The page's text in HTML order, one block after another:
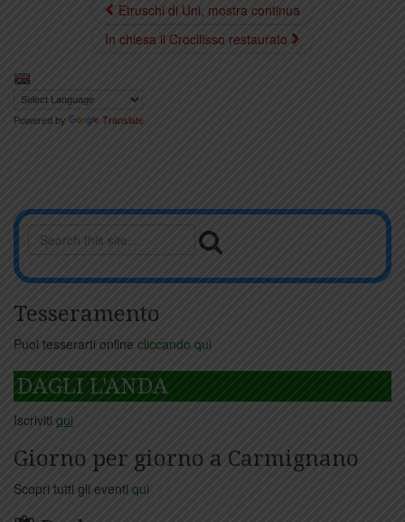
Etruschi di Uni, mostra continua
In chiesa il Crocifisso restaurato
Powered by Translate
Tesseramento
Puoi tesserarti online cliccando qui
DAGLI L'ANDA
Iscriviti qui
Giorno per giorno a Carmignano
Scopri tutti gli eventi qui